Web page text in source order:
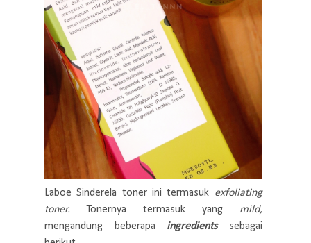
Laboe Sinderela toner ini termasuk exfoliating
toner. Tonernya termasuk yang mild,
mengandung beberapa ingredients sebagai